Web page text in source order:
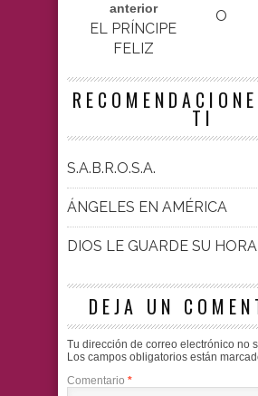
anterior
EL PRÍNCIPE
FELIZ
O
TI
S.A.B.R.O.S.A.
ÁNGELES EN AMÉRICA
DIOS LE GUARDE SU HORA
DEJA UN
Tu dirección de correo electrónico no
Los campos obligatorios están
Comentario *